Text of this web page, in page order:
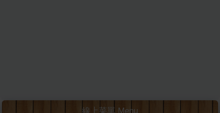
線上菜單 Menu